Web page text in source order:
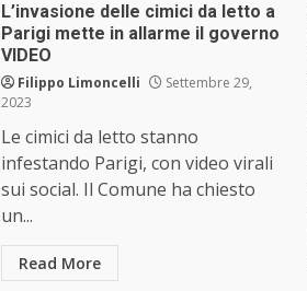
L’invasione delle cimici da letto a
Parigi mette in allarme il governo
VIDEO
Filippo Limoncelli
Settembre 29,
2023
Le cimici da letto stanno
infestando Parigi, con video virali
sui social. Il Comune ha chiesto
un...
Read More